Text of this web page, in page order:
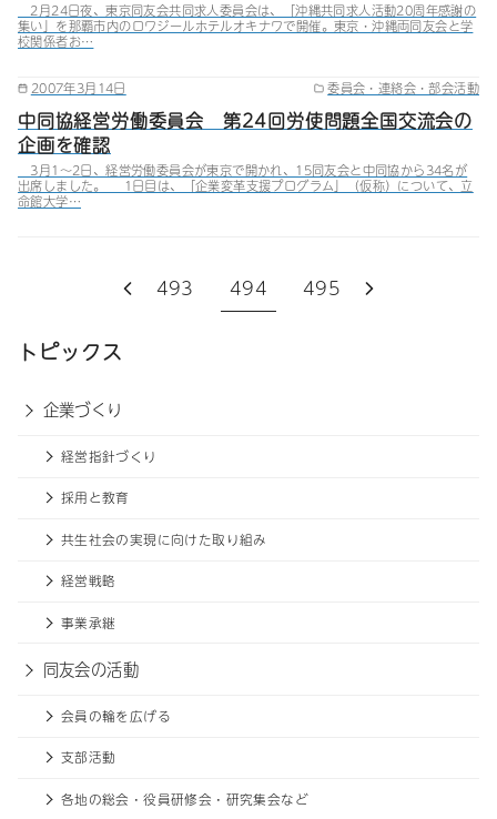
2月24日夜、東京同友会共同求人委員会は、「沖縄共同求人活動20周年感謝の
集い」を那覇市内のロワジールホテルオキナワで開催。東京・沖縄両同友会と学
校関係者お…
2007年3月14日 委員会・連絡会・部会活動
中同協経営労働委員会 第24回労使問題全国交流会の
企画を確認
3月1～2日、経営労働委員会が東京で開かれ、15同友会と中同協から34名が
出席しました。 1日目は、「企業変革支援プログラム」（仮称）について、立
命館大学…
493 494 495
トピックス
企業づくり
経営指針づくり
採用と教育
共生社会の実現に向けた取り組み
経営戦略
事業承継
同友会の活動
会員の輪を広げる
支部活動
各地の総会・役員研修会・研究集会など